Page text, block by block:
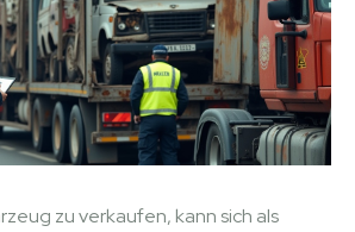
zu verkaufen, kann sich als